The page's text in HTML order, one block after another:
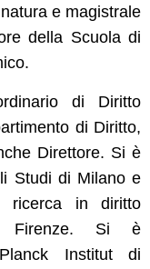
e magistrale
della Scuola di
di Diritto
di Diritto,
Direttore. Si è
Studi di Milano e
ricerca in diritto
Firenze. Si è
Institut di